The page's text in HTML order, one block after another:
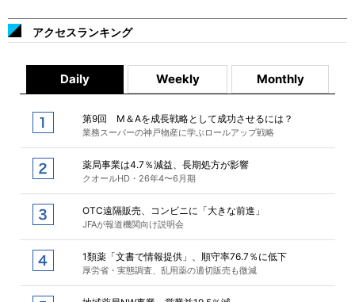
アクセスランキング
Daily Weekly Monthly
第9回 M＆Aを成長戦略として成功させるには？
業務スーパーの神戸物産に学ぶロールアップ戦略
薬局事業は4.7％減益、長期処方が影響
クオールHD・26年4〜6月期
OTC遠隔販売、コンビニに「大きな前進」
JFAが報道機関向け説明会
1類薬「文書で情報提供」、順守率76.7％に低下
厚労省・実態調査、乱用薬の適切販売も微減